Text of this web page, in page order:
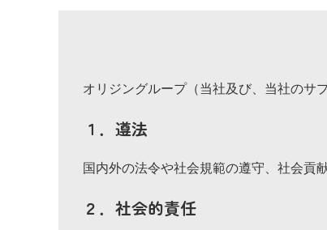
オリジングループ（当社及び、当社のサ
１．遵法
国内外の法令や社会規範の遵守、社会貢
２．社会的責任